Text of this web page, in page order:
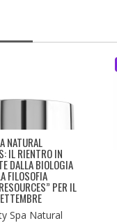
NATURAL
IL RIENTRO IN
DALLA BIOLOGIA
FILOSOFIA
PER IL
Spa Natural